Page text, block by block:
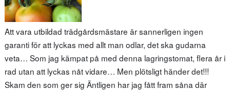
Att vara utbildad trädgårdsmästare är sannerligen ingen
garanti för att lyckas med allt man odlar, det ska gudarna
veta… Som jag kämpat på med denna lagringstomat, flera år i
rad utan att lyckas nåt vidare… Men plötsligt händer det!!!
Skam den som ger sig Äntligen har jag fått fram såna där